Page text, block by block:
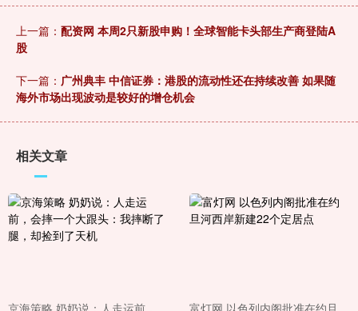
上一篇： 配资网 本周2只新股申购！全球智能卡头部生产商登陆A
股
下一篇： 广州典丰 中信证券：港股的流动性还在持续改善 如果随
海外市场出现波动是较好的增仓机会
相关文章